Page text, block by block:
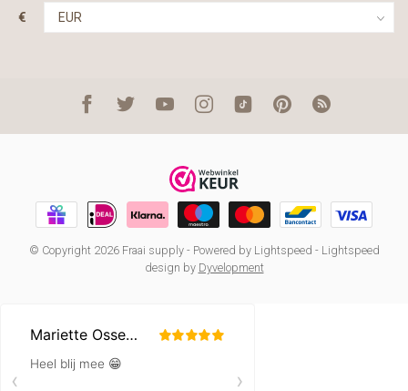
€
© Copyright 2026 Fraai supply- Powered by Lightspeed - Lightspeed
design by Dyvelopment